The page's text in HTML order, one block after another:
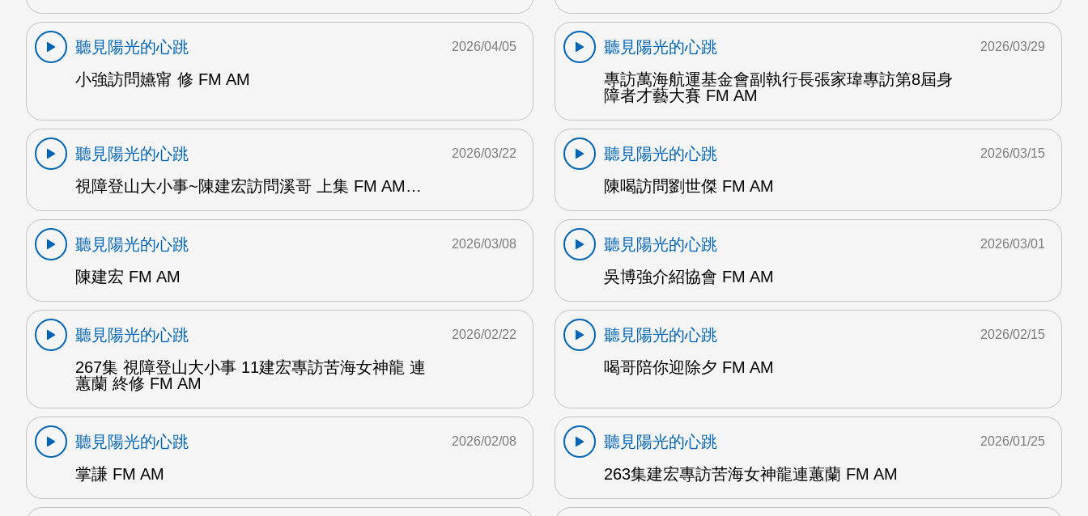
聽見陽光的心跳
小強訪問嬿甯 修 FM AM
2026/04/05
聽見陽光的心跳
專訪萬海航運基金會副執行長張家瑋專訪第8屆身
障者才藝大賽 FM AM
2026/03/29
聽見陽光的心跳
視障登山大小事~陳建宏訪問溪哥 上集 FM AM…
2026/03/22
聽見陽光的心跳
陳喝訪問劉世傑 FM AM
2026/03/15
聽見陽光的心跳
陳建宏 FM AM
2026/03/08
聽見陽光的心跳
吳博強介紹協會 FM AM
2026/03/01
聽見陽光的心跳
267集 視障登山大小事 11建宏專訪苦海女神龍 連
蕙蘭 終修 FM AM
2026/02/22
聽見陽光的心跳
喝哥陪你迎除夕 FM AM
2026/02/15
聽見陽光的心跳
掌謙 FM AM
2026/02/08
聽見陽光的心跳
263集建宏專訪苦海女神龍連蕙蘭 FM AM
2026/01/25